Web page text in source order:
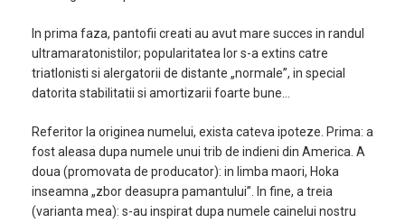
In prima faza, pantofii creati au avut mare succes in randul
ultramaratonistilor; popularitatea lor s-a extins catre
triatlonisti si alergatorii de distante „normale”, in special
datorita stabilitatii si amortizarii foarte bune…
Referitor la originea numelui, exista cateva ipoteze. Prima: a
fost aleasa dupa numele unui trib de indieni din America. A
doua (promovata de producator): in limba maori, Hoka
inseamna „zbor deasupra pamantului”. In fine, a treia
(varianta mea): s-au inspirat dupa numele cainelui nostru